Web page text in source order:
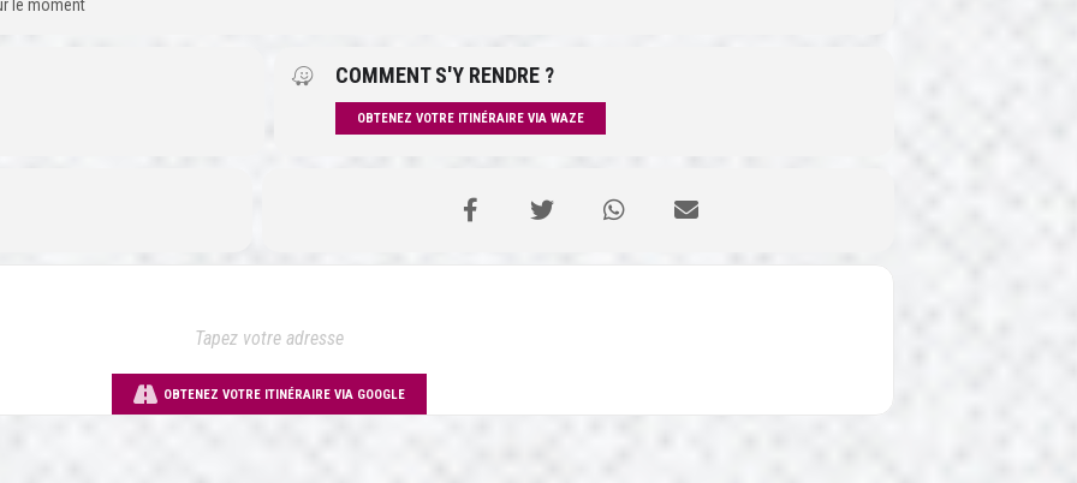
le moment
COMMENT S'Y RENDRE ?
OBTENEZ VOTRE ITINÉRAIRE VIA WAZE
OBTENEZ VOTRE ITINÉRAIRE VIA GOOGLE